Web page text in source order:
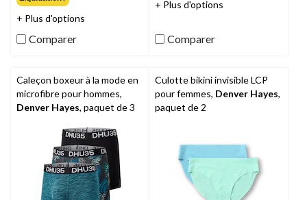
sur
5.
2
évaluations
+ Plus d'options
Comparer
5.
évaluation
+ Plus d'options
Comparer
Caleçon boxeur à la mode en
microfibre pour hommes,
Denver Hayes, paquet de 3
Culotte bikini invisible LCP
pour femmes, Denver Hayes,
paquet de 2